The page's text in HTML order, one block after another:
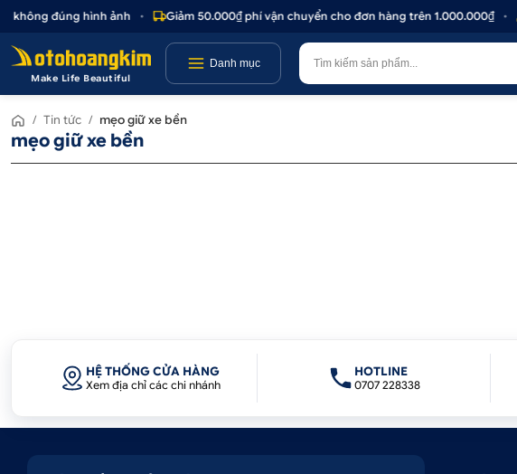
không đúng hình ảnh Giảm 50.000₫ phí vận chuyển cho đơn hàng trên 1.000.000₫
Make Life Beautiful
Danh mục
/ Tin tức / mẹo giữ xe bền
mẹo giữ xe bền
HỆ THỐNG CỬA HÀNG
Xem địa chỉ các chi nhánh
HOTLINE
0707 228338